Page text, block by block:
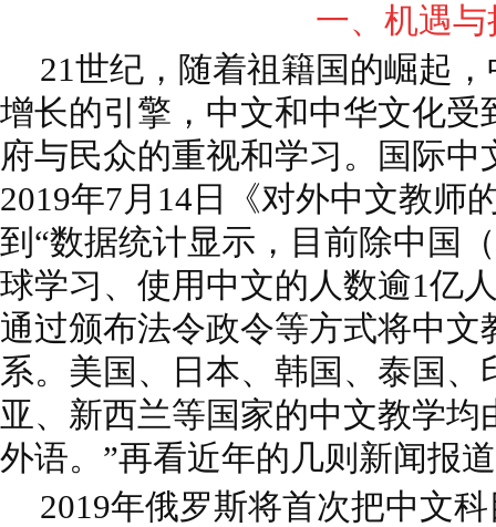
一、机遇与
21世纪，随着祖籍国的崛起
增长的引擎，中文和中华文化受
府与民众的重视和学习。国际
2019年7月14日《对外中文教师
到“数据统计显示，目前除中国
球学习、使用中文的人数逾1亿
通过颁布法令政令等方式将中
系。美国、日本、韩国、泰国、
亚、新西兰等国家的中文教学
外语。”再看近年的几则新闻报
2019年俄罗斯将首次把中文